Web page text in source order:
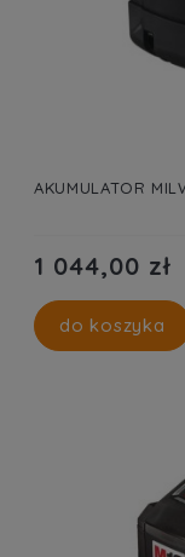
AKUMULATOR
1 044,00 zł
do koszyka